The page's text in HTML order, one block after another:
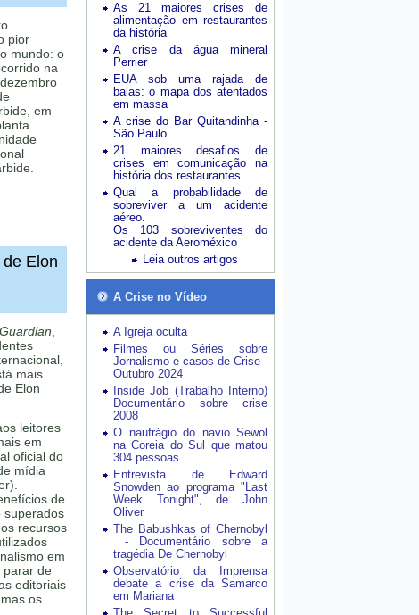
pior
mundo: o
na
em
de Elon
mais
Elon
leitores
em
oficial do
mídia
de
superados
recursos
em
parar de
editoriais
os
As 21 maiores crises de
alimentação em restaurantes
da história
A crise da água mineral
Perrier
EUA sob uma rajada de
balas: o mapa dos atentados
em massa
A crise do Bar Quitandinha -
São Paulo
21 maiores desafios de
crises em comunicação na
história dos restaurantes
Qual a probabilidade de
sobreviver a um acidente
aéreo.
Os 103 sobreviventes do
acidente da Aeroméxico
Leia outros artigos
A Crise no Vídeo
A Igreja oculta
Filmes ou Séries sobre
Jornalismo e casos de Crise -
Outubro 2024
Inside Job (Trabalho Interno)
Documentário sobre crise
2008
O naufrágio do navio Sewol
na Coreia do Sul que matou
304 pessoas
Entrevista de Edward
Snowden ao programa "Last
Week Tonight", de John
Oliver
The Babushkas of Chernobyl
- Documentário sobre a
tragédia De Chernobyl
Observatório da Imprensa
debate a crise da Samarco
em Mariana